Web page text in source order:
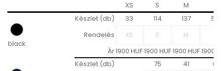
XS S M
black
Készlet (db) 33 114 137
57
Rendelés
Ár1900 HUF1900 HUF1900 HUF1900
Készlet (db) 75 41
0